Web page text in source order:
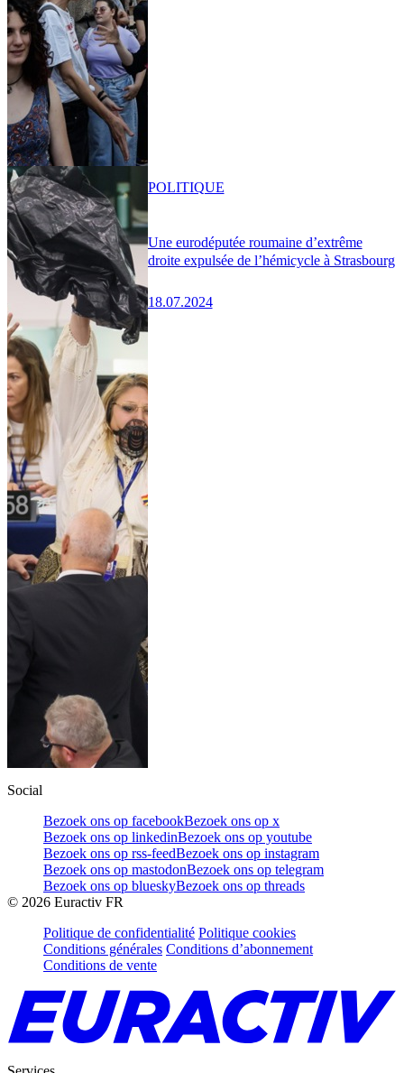
Une eurodéputée roumaine d’extrême
droite expulsée de l’hémicycle à Strasbourg
18.07.2024
POLITIQUE
Social
Bezoek ons op facebookBezoek ons op x
Bezoek ons op linkedinBezoek ons op youtube
Bezoek ons op rss-feedBezoek ons op instagram
Bezoek ons op mastodonBezoek ons op telegram
Bezoek ons op blueskyBezoek ons op threads
© 2026 Euractiv FR
Politique de confidentialité Politique cookies
Conditions générales Conditions d’abonnement
Conditions de vente